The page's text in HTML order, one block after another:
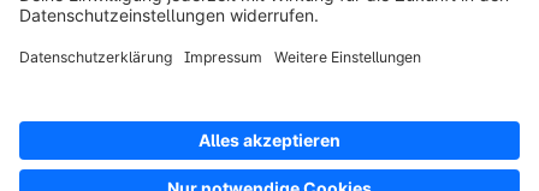
Ressourcen
DatenschutzImpressumDigital Services Act (DSA)